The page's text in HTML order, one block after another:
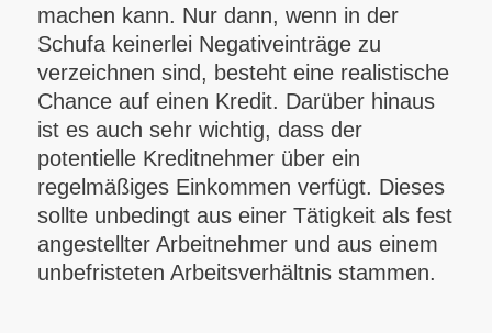
machen kann. Nur dann, wenn in der
Schufa keinerlei Negativeinträge zu
verzeichnen sind, besteht eine realistische
Chance auf einen Kredit. Darüber hinaus
ist es auch sehr wichtig, dass der
potentielle Kreditnehmer über ein
regelmäßiges Einkommen verfügt. Dieses
sollte unbedingt aus einer Tätigkeit als fest
angestellter Arbeitnehmer und aus einem
unbefristeten Arbeitsverhältnis stammen.